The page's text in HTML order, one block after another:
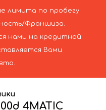
лимита по пробегу
Франшиза.
нами на кредитной
Вами
4MATIC